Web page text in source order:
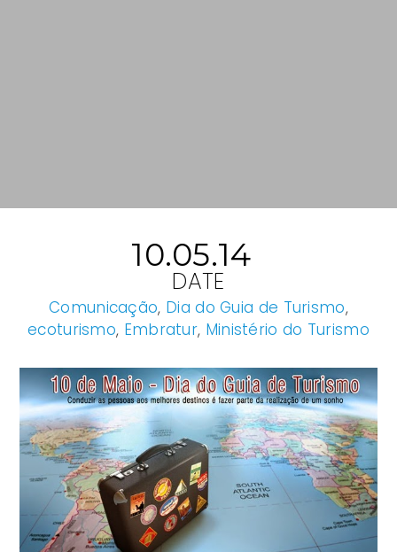
10.05.14
DATE
Comunicação, Dia do Guia de Turismo,
ecoturismo, Embratur, Ministério do Turismo